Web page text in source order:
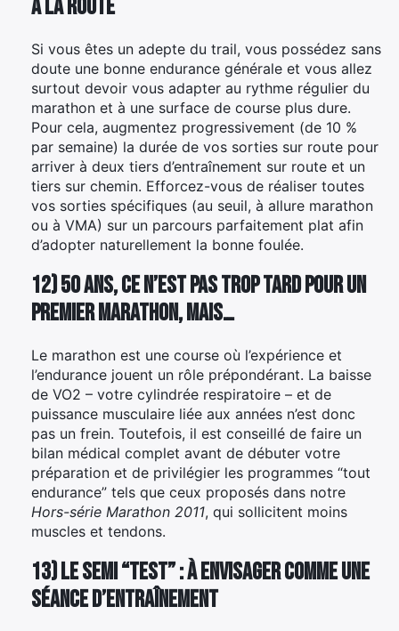
à la route
Si vous êtes un adepte du trail, vous possédez sans
doute une bonne endurance générale et vous allez
surtout devoir vous adapter au rythme régulier du
marathon et à une surface de course plus dure.
Pour cela, augmentez progressivement (de 10 %
par semaine) la durée de vos sorties sur route pour
arriver à deux tiers d’entraînement sur route et un
tiers sur chemin. Efforcez-vous de réaliser toutes
vos sorties spécifiques (au seuil, à allure marathon
ou à VMA) sur un parcours parfaitement plat afin
d’adopter naturellement la bonne foulée.
12) 50 ans, ce n’est pas trop tard pour un
premier marathon, mais…
Le marathon est une course où l’expérience et
l’endurance jouent un rôle prépondérant. La baisse
de VO2 – votre cylindrée respiratoire – et de
puissance musculaire liée aux années n’est donc
pas un frein. Toutefois, il est conseillé de faire un
bilan médical complet avant de débuter votre
préparation et de privilégier les programmes “tout
endurance” tels que ceux proposés dans notre
Hors-série Marathon 2011, qui sollicitent moins
muscles et tendons.
13) Le semi “test” : à envisager comme une
séance d’entraînement
×
Rechercher
: